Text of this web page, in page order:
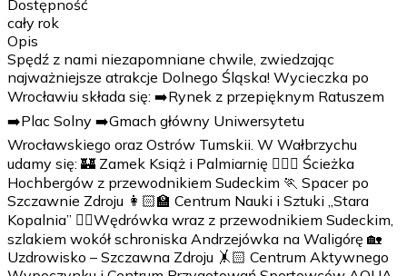
Dostępność
cały rok
Opis
Spędź z nami niezapomniane chwile, zwiedzając
najważniejsze atrakcje Dolnego Śląska! Wycieczka po
Wrocławiu składa się: ➡️Rynek z przepięknym Ratuszem
➡️Plac Solny ➡️Gmach główny Uniwersytetu
Wrocławskiego oraz Ostrów Tumskii. W Wałbrzychu
udamy się: 🏰 Zamek Książ i Palmiarnię 🚶🏻‍♀️ Ścieżka
Hochbergów z przewodnikiem Sudeckim 🏃 Spacer po
Szczawnie Zdroju 👩🏻‍🏫 Centrum Nauki i Sztuki „Stara
Kopalnia” 🚶‍♂️Wędrówka wraz z przewodnikiem Sudeckim,
szlakiem wokół schroniska Andrzejówka na Waligórę 🏡
Uzdrowisko – Szczawna Zdroju 🤸🏻 Centrum Aktywnego